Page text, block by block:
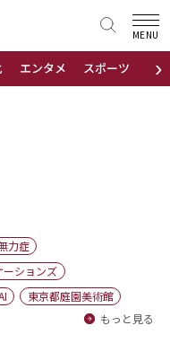
›
エンタメ スポーツ 地域
MENU
力症
ーションズ
東京都庭園美術館
もっと見る